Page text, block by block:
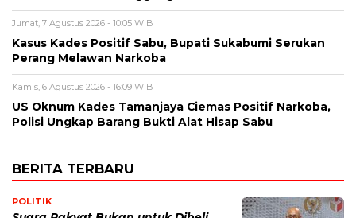
Jumat, 7 Agustus 2026 - 10:05 WIB
Kasus Kades Positif Sabu, Bupati Sukabumi Serukan
Perang Melawan Narkoba
Kamis, 6 Agustus 2026 - 16:09 WIB
US Oknum Kades Tamanjaya Ciemas Positif Narkoba,
Polisi Ungkap Barang Bukti Alat Hisap Sabu
BERITA TERBARU
POLITIK